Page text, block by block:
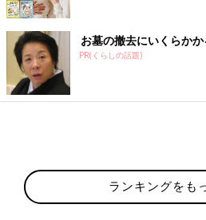
画像提供／花咲 美幸
身体を構成するエネルギーを「ドー
れます。
お墓の撤去にいくらか
PR(くらしの話題)
ランキングをも